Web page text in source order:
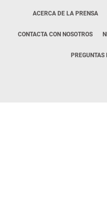
ACERCA DE LA PRENSA
CONTACTA CON NOSOTROS
PREGUNTAS